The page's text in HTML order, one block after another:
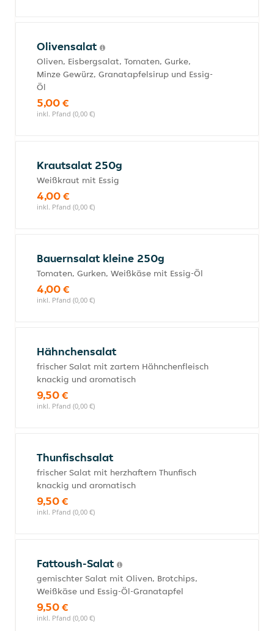
Olivensalat
Oliven, Eisbergsalat, Tomaten, Gurke,
Minze Gewürz, Granatapfelsirup und Essig-
Öl
5,00 €
inkl. Pfand (0,00 €)
Krautsalat 250g
Weißkraut mit Essig
4,00 €
inkl. Pfand (0,00 €)
Bauernsalat kleine 250g
Tomaten, Gurken, Weißkäse mit Essig-Öl
4,00 €
inkl. Pfand (0,00 €)
Hähnchensalat
frischer Salat mit zartem Hähnchenfleisch
knackig und aromatisch
9,50 €
inkl. Pfand (0,00 €)
Thunfischsalat
frischer Salat mit herzhaftem Thunfisch
knackig und aromatisch
9,50 €
inkl. Pfand (0,00 €)
Fattoush-Salat
gemischter Salat mit Oliven, Brotchips,
Weißkäse und Essig-Öl-Granatapfel
9,50 €
inkl. Pfand (0,00 €)